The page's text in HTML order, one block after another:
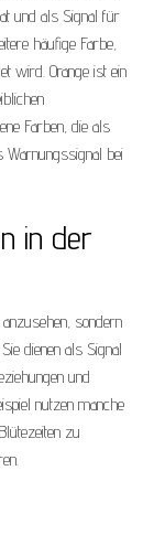
und als Signal für
häufige Farbe,
wird. Orange ist ein
Farben, die als
Warnungssignal bei
in der
sondern
dienen als Signal
und
nutzen manche
zu